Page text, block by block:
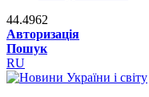
44.4962
Авторизація
Пошук
RU